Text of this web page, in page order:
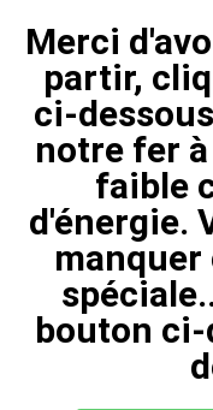
Merci
partir,
ci-
notre fer
faible
d'énergie.
bouton ci-